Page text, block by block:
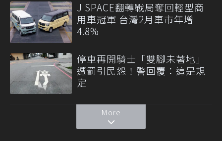
J SPACE翻轉戰局奪回輕型商
用車冠軍 台灣2月車市年增
4.8%
停車再開騎士「雙腳未著地」
遭罰引民怨！警回覆：這是規
定
More